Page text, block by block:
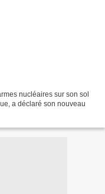
nucléaires sur son sol
a déclaré son nouveau